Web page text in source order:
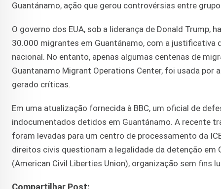
Guantánamo, ação que gerou controvérsias entre
O governo dos EUA, sob a liderança de Donald Trump,
30.000 migrantes em Guantánamo, com a
nacional. No entanto, apenas algumas centenas de
Guantanamo Migrant Operations Center, foi usada
gerado críticas.
Em uma atualização fornecida à BBC, um oficial de
indocumentados detidos em Guantánamo. A recente
foram levadas para um centro de processamento da
direitos civis questionam a legalidade da detenção em
(American Civil Liberties Union), organização sem fins
Compartilhar Post: